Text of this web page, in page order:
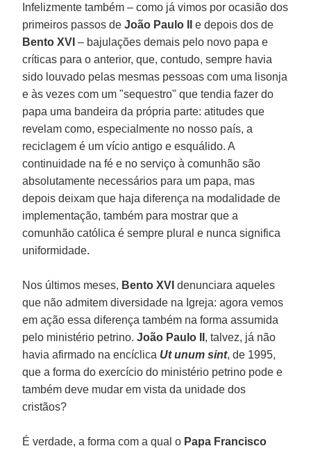
Infelizmente também – como já vimos por ocasião dos
primeiros passos deJoão Paulo IIe depois dos de
Bento XVI– bajulações demais pelo novo papa e
críticas para o anterior, que, contudo, sempre havia
sido louvado pelas mesmas pessoas com uma lisonja
e às vezes com um "sequestro" que tendia fazer do
papa uma bandeira da própria parte: atitudes que
revelam como, especialmente no nosso país, a
reciclagem é um vício antigo e esquálido. A
continuidade na fé e no serviço à comunhão são
absolutamente necessários para um papa, mas
depois deixam que haja diferença na modalidade de
implementação, também para mostrar que a
comunhão católica é sempre plural e nunca significa
uniformidade.
Nos últimos meses, Bento XVIdenunciara aqueles
que não admitem diversidade na Igreja: agora vemos
em ação essa diferença também na forma assumida
pelo ministério petrino.João Paulo II , talvez, já não
havia afirmado na encíclica Ut unum sint, de 1995,
que a forma do exercício do ministério petrino pode e
também deve mudar em vista da unidade dos
cristãos?
É verdade, a forma com a qual o Papa Francisco